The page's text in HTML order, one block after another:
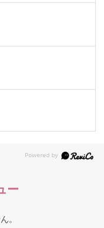
ー
。